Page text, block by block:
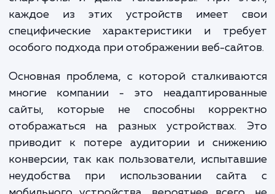
самыми разнообразными устройствами,
получить доступ к информации в
настольные компьютеры, ноутбуки,
каждое из этих устройств имеет
специфические характеристики и
особого подхода при отображении веб-
Основная проблема, с которой
многие компании - это
сайты, которые не способны